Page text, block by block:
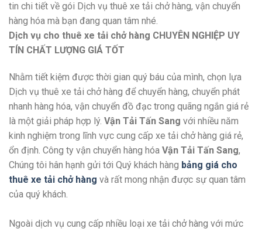
tin chi tiết về gói Dịch vụ thuê xe tải chở hàng, vận chuyển
hàng hóa mà bạn đang quan tâm nhé.
Dịch vụ cho thuê xe tải chở hàng CHUYÊN NGHIỆP UY
TÍN CHẤT LƯỢNG GIÁ TỐT
Nhằm tiết kiệm được thời gian quý báu của mình, chọn lựa
Dịch vụ thuê xe tải chở hàng để chuyển hàng, chuyển phát
nhanh hàng hóa, vận chuyển đồ đạc trong quãng ngắn giá rẻ
là một giải pháp hợp lý. Vận Tải Tấn Sang với nhiều năm
kinh nghiệm trong lĩnh vực cung cấp xe tải chở hàng giá rẻ,
ổn định. Công ty vận chuyển hàng hóa Vận Tải Tấn Sang,
Chúng tôi hân hạnh gửi tới Quý khách hàng bảng giá cho
thuê xe tải chở hàng và rất mong nhận được sự quan tâm
của quý khách.
Ngoài dịch vụ cung cấp nhiều loại xe tải chở hàng với mức